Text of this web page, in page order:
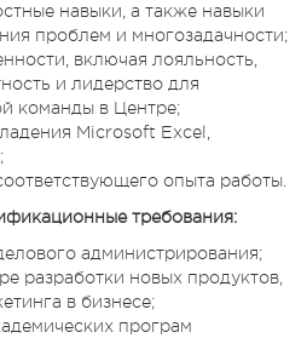
навыки, а также навыки
проблем и многозадачности;
включая лояльность,
и лидерство для
команды в Центре;
Microsoft Excel,
опыта работы.
требования:
администрирования;
разработки новых продуктов,
в бизнесе;
програм